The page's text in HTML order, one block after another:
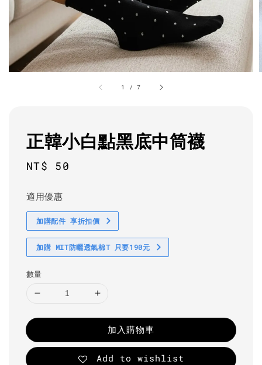
1 /7
正韓小白點黑底中筒襪
Regular
NT$ 50
適用優惠
加購配件 享折扣價
加購 MIT防曬透氣棉T 只要190元
數量
加入購物車
Add to wishlist